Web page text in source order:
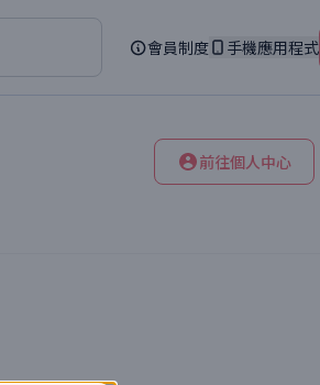
會員制度 手機應用程式
前往個人中心